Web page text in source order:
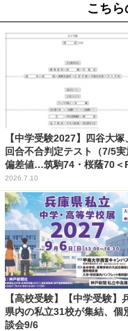
こち
【中学受験2027】四谷大塚
回合不合判定テスト（7/5実
偏差値…筑駒74・桜蔭70＜
2026.7.10
【高校受験】【中学受験】
県内の私立31校が集結、個
談会9/6